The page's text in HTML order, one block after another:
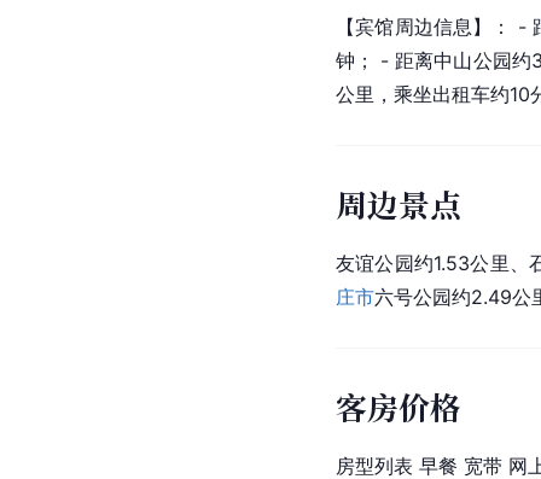
【宾馆周边信息】： -
钟； - 距离中山公园约
公里，乘坐出租车约10
周边景点
友谊公园约1.53公里、
庄市六号公园约2.49公
客房价格
房型列表 早餐 宽带 网